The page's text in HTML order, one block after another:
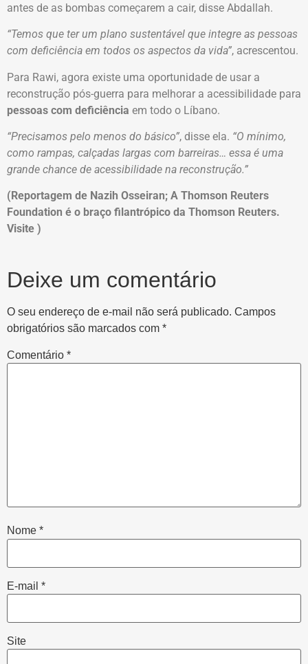
antes de as bombas começarem a cair, disse Abdallah.
“Temos que ter um plano sustentável que integre as pessoas
com deficiência em todos os aspectos da vida”, acrescentou.
Para Rawi, agora existe uma oportunidade de usar a
reconstrução pós-guerra para melhorar a acessibilidade para
pessoas com deficiência em todo o Líbano.
“Precisamos pelo menos do básico”, disse ela. “O mínimo,
como rampas, calçadas largas com barreiras… essa é uma
grande chance de acessibilidade na reconstrução.”
(Reportagem de Nazih Osseiran; A Thomson Reuters
Foundation é o braço filantrópico da Thomson Reuters.
Visite )
Deixe um comentário
O seu endereço de e-mail não será publicado. Campos
obrigatórios são marcados com *
Comentário *
Nome *
E-mail *
Site